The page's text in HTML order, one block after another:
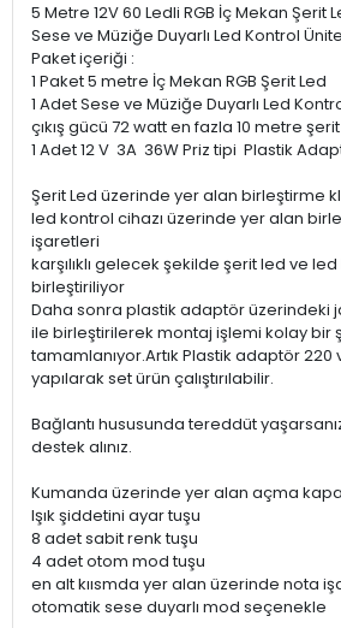
5 Metre 12V 60 Ledli RGB İç Mekan Şerit
Sese ve Müziğe Duyarlı Led Kontrol
Paket içeriği :
1 Paket 5 metre İç Mekan RGB Şerit Led
1 Adet Sese ve Müziğe Duyarlı Led
çıkış gücü 72 watt en fazla 10 metre
1 Adet 12 V 3A 36W Priz tipi Plastik
Şerit Led üzerinde yer alan birleştirme
led kontrol cihazı üzerinde yer alan
işaretleri
karşılıklı gelecek şekilde şerit led ve
birleştiriliyor
Daha sonra plastik adaptör üzerindeki
ile birleştirilerek montaj işlemi kolay bir
tamamlanıyor.Artık Plastik adaptör 220
yapılarak set ürün çalıştırılabilir.
Bağlantı hususunda tereddüt
destek alınız.
Kumanda üzerinde yer alan açma
Işık şiddetini ayar tuşu
8 adet sabit renk tuşu
4 adet otom mod tuşu
en alt kıısmda yer alan üzerinde nota
otomatik sese duyarlı mod seçenekle